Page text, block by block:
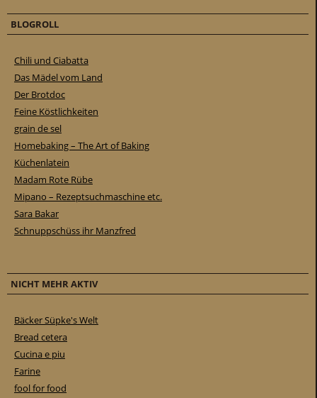
BLOGROLL
Chili und Ciabatta
Das Mädel vom Land
Der Brotdoc
Feine Köstlichkeiten
grain de sel
Homebaking – The Art of Baking
Küchenlatein
Madam Rote Rübe
Mipano – Rezeptsuchmaschine etc.
Sara Bakar
Schnuppschüss ihr Manzfred
NICHT MEHR AKTIV
Bäcker Süpke's Welt
Bread cetera
Cucina e piu
Farine
fool for food